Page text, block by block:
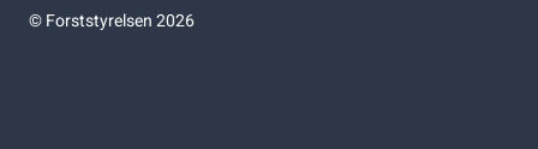
©Forststyrelsen 2026